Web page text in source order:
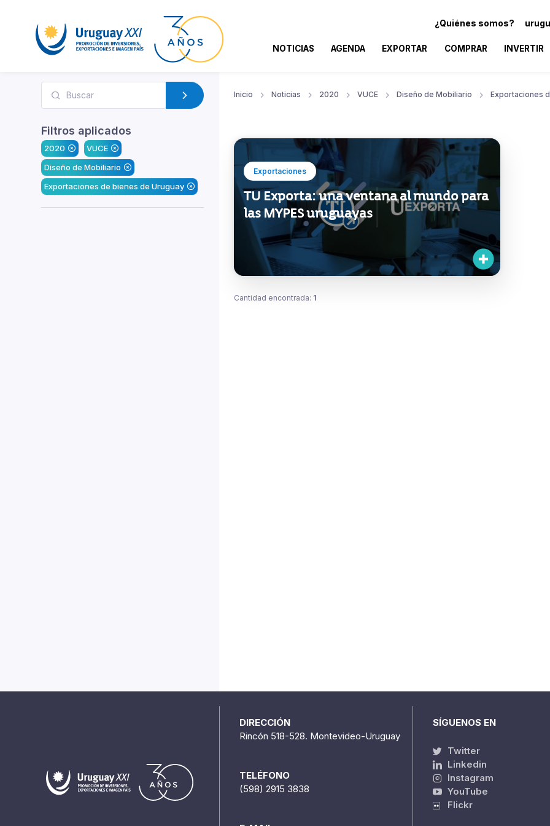
¿Quiénes somos?
NOTICIAS AGENDA EXPORTAR COMPRAR INVERTIR
Filtros aplicados
2020
VUCE
Diseño de Mobiliario
Exportaciones de bienes de Uruguay
Inicio Noticias 2020 VUCE Diseño de Mobiliario Exportaciones
Exportaciones
TU Exporta: una ventana al mundo para
las MYPES uruguayas
Cantidad encontrada: 1
DIRECCIÓN
Rincón 518-528. Montevideo-Uruguay
TELÉFONO
(598) 2915 3838
SÍGUENOS EN
Twitter
Linkedin
Instagram
YouTube
Flickr